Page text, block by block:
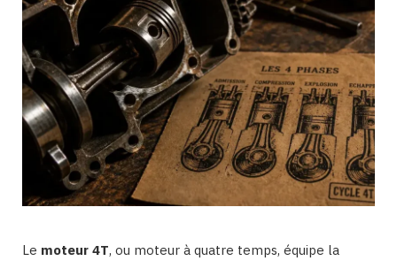
Le moteur 4T, ou moteur à quatre temps, équipe la